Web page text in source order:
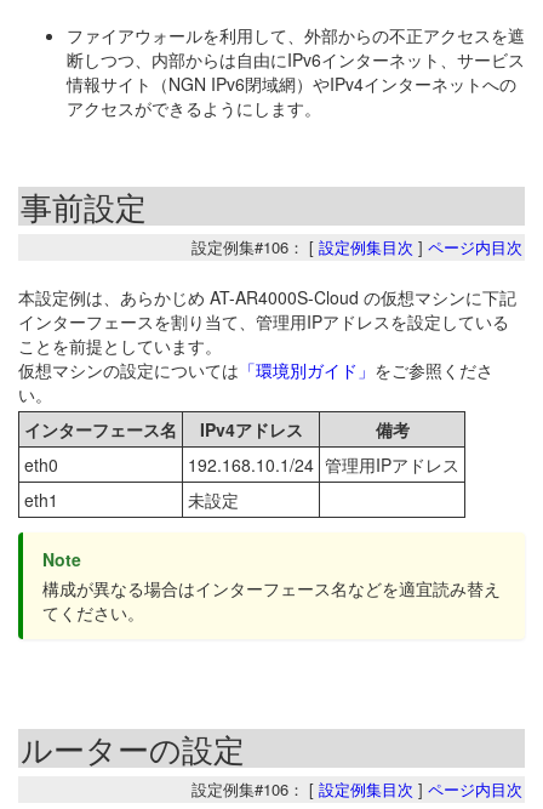
ファイアウォールを利用して、外部からの不正アクセスを遮
断しつつ、内部からは自由にIPv6インターネット、サービス
情報サイト（NGN IPv6閉域網）やIPv4インターネットへの
アクセスができるようにします。
事前設定
設定例集#106： [ 設定例集目次 ] ページ内目次
本設定例は、あらかじめ AT-AR4000S-Cloud の仮想マシンに下記
インターフェースを割り当て、管理用IPアドレスを設定している
ことを前提としています。
仮想マシンの設定については 「環境別ガイド」 をご参照くださ
い。
インターフェース名
IPv4アドレス
備考
eth0
192.168.10.1/24 管理用IPアドレス
eth1
未設定
Note
構成が異なる場合はインターフェース名などを適宜読み替え
てください。
ルーターの設定
設定例集#106： [ 設定例集目次 ] ページ内目次